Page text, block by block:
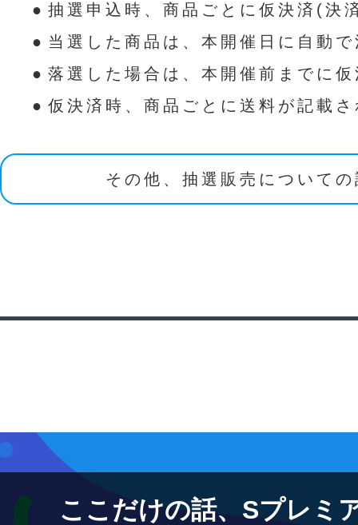
抽選申込時、商品ごとに仮決済(決
当選した商品は、本開催日に自動
落選した場合は、本開催前までに
仮決済時、商品ごとに送料が記載
その他、抽選販売について
ここだけの話、Sプレミ